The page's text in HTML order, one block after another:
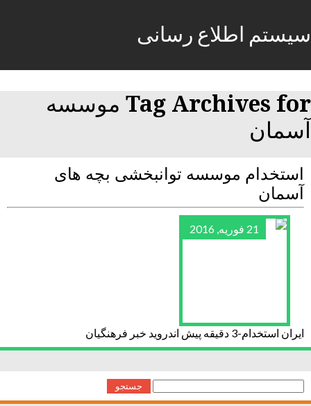
سیستم اطلاع رسانی
Tag Archives for موسسه
آسمان
استخدام موسسه توانبخشی بچه های
آسمان
21 فوریه, 2016
ایران استخدام-3 دقیقه پیش اندروید خبر فرهنگیان
جستجو
برای: